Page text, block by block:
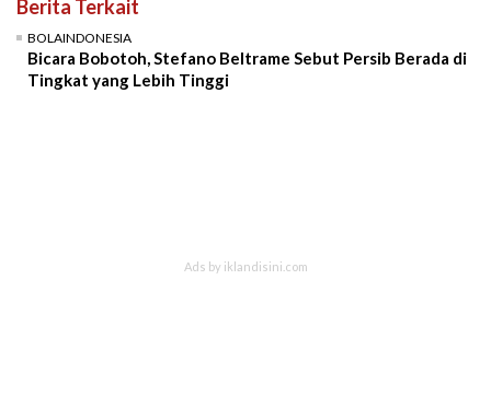
Berita Terkait
BOLAINDONESIA
Bicara Bobotoh, Stefano Beltrame Sebut Persib Berada di
Tingkat yang Lebih Tinggi